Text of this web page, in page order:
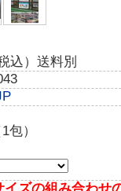
込）送料別
包）